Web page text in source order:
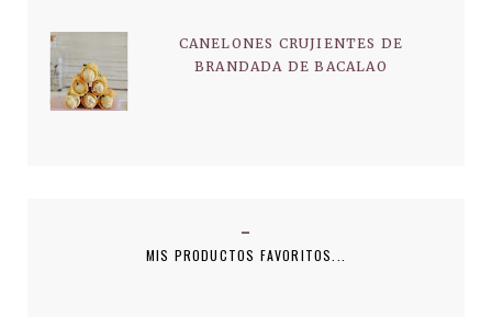
CANELONES CRUJIENTES DE
BRANDADA DE BACALAO
MIS PRODUCTOS FAVORITOS...